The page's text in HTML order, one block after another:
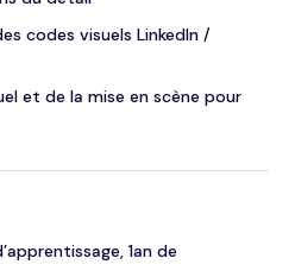
codes visuels LinkedIn /
et de la mise en scène pour
1an de